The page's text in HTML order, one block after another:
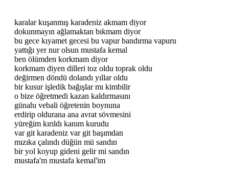
karalar kuşanmış karadeniz akmam diyor
dokunmayın ağlamaktan bıkmam diyor
bu gece kıyamet gecesi bu vapur bandırma vapuru
yattığı yer nur olsun mustafa kemal
ben ölümden korkmam diyor
korkmam diyen dilleri toz oldu toprak oldu
değirmen döndü dolandı yıllar oldu
bir kusur işledik bağışlar mı kimbilir
o bize öğretmedi kazan kaldırmasını
günahı vebali öğretenin boynuna
erdirip oldurana ana avrat sövmesini
yüreğim kırıldı kanım kurudu
var git karadeniz var git başımdan
mızıka çalındı düğün mü sandın
bir yol koyup gideni gelir mi sandın
mustafa'm mustafa kemal'im